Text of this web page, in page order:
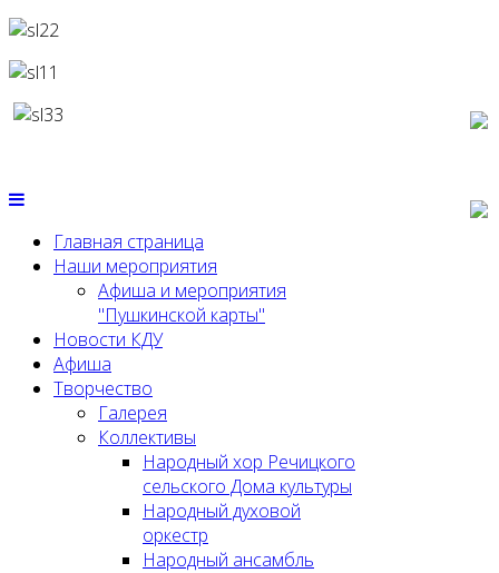
Главная страница
Наши мероприятия
Афиша и мероприятия
"Пушкинской карты"
Новости КДУ
Афиша
Творчество
Галерея
Коллективы
Народный хор Речицкого
сельского Дома культуры
Народный духовой
оркестр
Народный ансамбль